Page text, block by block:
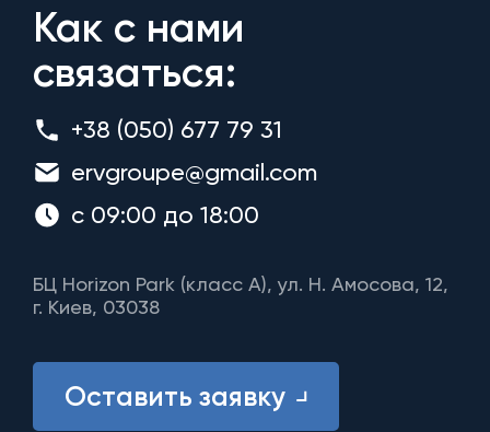
Как с нами
связаться:
+38 (050) 677 79 31
ervgroupe@gmail.com
с 09:00 до 18:00
БЦ Horizon Park (класс A), ул. Н. Амосова, 12,
г. Киев, 03038
Оставить заявку